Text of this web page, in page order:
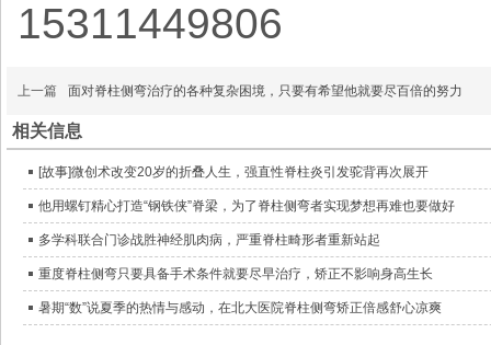
15311449806
上一篇 面对脊柱侧弯治疗的各种复杂困境，只要有希望他就要尽百倍的努力
相关信息
[故事]微创术改变20岁的折叠人生，强直性脊柱炎引发驼背再次展开
他用螺钉精心打造“钢铁侠”脊梁，为了脊柱侧弯者实现梦想再难也要做好
多学科联合门诊战胜神经肌肉病，严重脊柱畸形者重新站起
重度脊柱侧弯只要具备手术条件就要尽早治疗，矫正不影响身高生长
暑期“数”说夏季的热情与感动，在北大医院脊柱侧弯矫正倍感舒心凉爽